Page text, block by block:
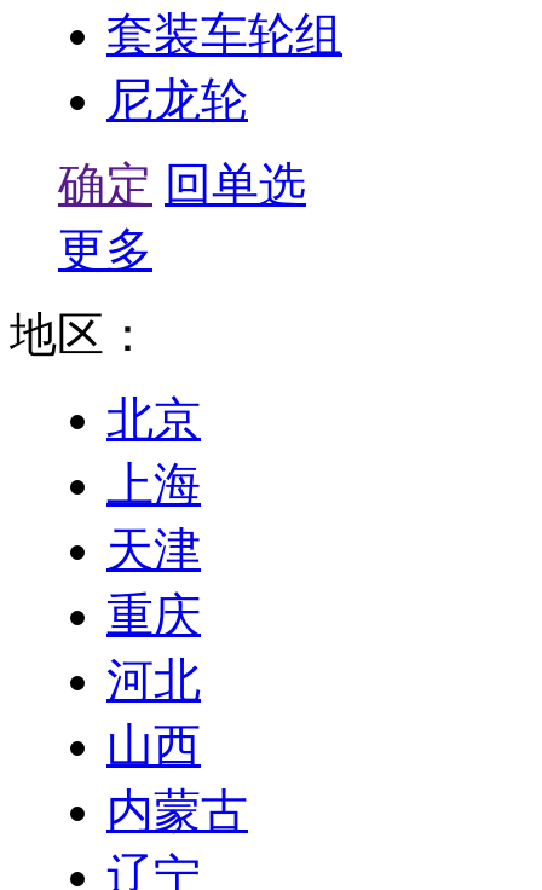
套装车轮组
尼龙轮
确定 回单选
更多
地区：
北京
上海
天津
重庆
河北
山西
内蒙古
辽宁